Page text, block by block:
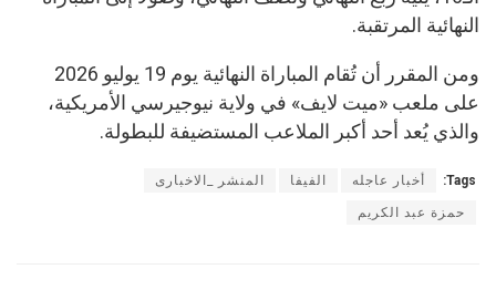
النهائية المرتقبة.
ومن المقرر أن تُقام المباراة النهائية يوم 19 يوليو 2026
على ملعب «ميت لايف» في ولاية نيوجيرسي الأمريكية،
والذي يُعد أحد أكبر الملاعب المستضيفة للبطولة.
Tags: أخبار عاجله الفيفا المنشر _الاخبارى
حمزة عبد الكريم